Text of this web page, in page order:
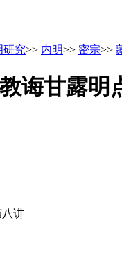
研究>> 内明>> 密宗>>
诲甘露明
讲